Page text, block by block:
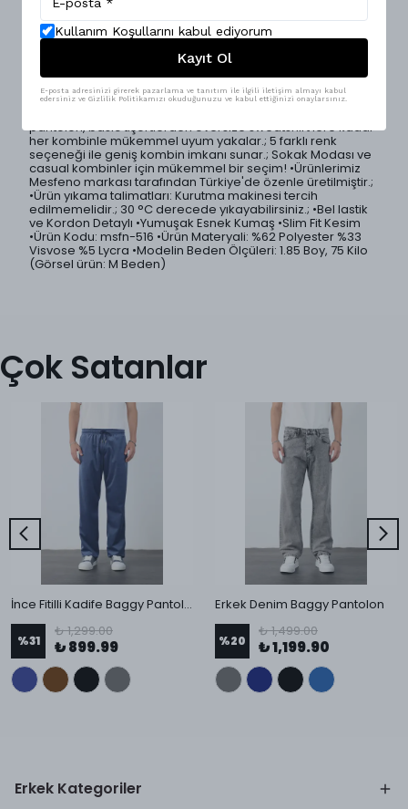
Ürün Açıklaması
Konforu ön planda tutan regular kesim beli lastikli erkek
pantolon, sade ve modern tasarımıyla günlük giyimin
vazgeçilmez parçalarından biri.; Yumuşak dokulu ve esnek
kumaşı sayesinde rahat hareket etmenizi sağlar.; Lastikli
beli vücuda uyum sağlayarak ekstra konfor sunar.; Hem
pantolon, basic tişörtlerden oversize sweatshirt’lere kadar
her kombinle mükemmel uyum yakalar.; 5 farklı renk
seçeneği ile geniş kombin imkanı sunar.; Sokak Modası ve
casual kombinler için mükemmel bir seçim! •Ürünlerimiz
Mesfeno markası tarafından Türkiye'de özenle üretilmiştir.;
•Ürün yıkama talimatları: Kurutma makinesi tercih
edilmemelidir.; 30 °C derecede yıkayabilirsiniz.; •Bel lastik
ve Kordon Detaylı •Yumuşak Esnek Kumaş •Slim Fit Kesim
•Ürün Kodu: msfn-516 •Ürün Materyali: %62 Polyester %33
Visvose %5 Lycra •Modelin Beden Ölçüleri: 1.85 Boy, 75 Kilo
(Görsel ürün: M Beden)
Çok Satanlar
İnce Fitilli Kadife Baggy Pantolon
%31
₺ 1,299.00
₺ 899.99
Erkek Denim Baggy Pantolon
%20
₺ 1,499.00
₺ 1,199.90
Erkek Kategoriler
Kullanım Koşullarını kabul ediyorum
Kayıt Ol
E-posta adresinizi girerek pazarlama ve tanıtım ile ilgili iletişim almayı kabul
edersiniz ve Gizlilik Politikamızı okuduğunuzu ve kabul ettiğinizi onaylarsınız.